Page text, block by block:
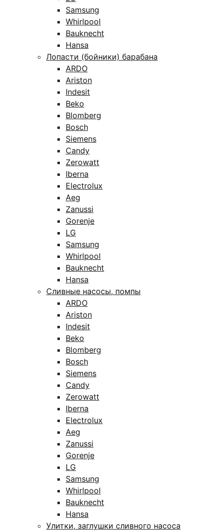
Samsung
Whirlpool
Bauknecht
Hansa
Лопасти (бойники) барабана
ARDO
Ariston
Indesit
Beko
Blomberg
Bosch
Siemens
Candy
Zerowatt
Iberna
Electrolux
Aeg
Zanussi
Gorenje
LG
Samsung
Whirlpool
Bauknecht
Hansa
Сливные насосы, помпы
ARDO
Ariston
Indesit
Beko
Blomberg
Bosch
Siemens
Candy
Zerowatt
Iberna
Electrolux
Aeg
Zanussi
Gorenje
LG
Samsung
Whirlpool
Bauknecht
Hansa
Улитки, заглушки сливного насоса